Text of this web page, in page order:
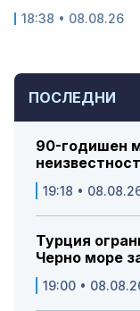
ПОСЛЕДНИ
90-годишен
неизвестност
19:18 •
Турция
Черно море
19:00 •
18:38 • 08.08.26